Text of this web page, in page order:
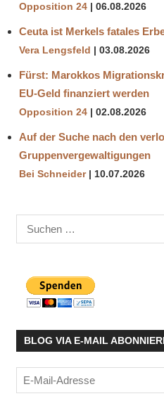
Opposition 24 06.08.2026
Ceuta ist Merkels fatales
Vera Lengsfeld 03.08.2026
Fürst: Marokkos
EU-Geld finanziert werden
Opposition 24 02.08.2026
Auf der Suche nach den
Gruppenvergewaltigungen
Bei Schneider 10.07.2026
Suchen
nach:
BLOG VIA E-MAIL
E-
Mail-